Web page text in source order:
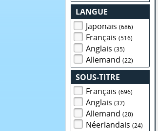
LANGUE
Japonais(686)
Français(516)
Anglais(35)
Allemand(22)
SOUS-TITRE
Français(696)
Anglais(37)
Allemand(20)
Néerlandais(24)